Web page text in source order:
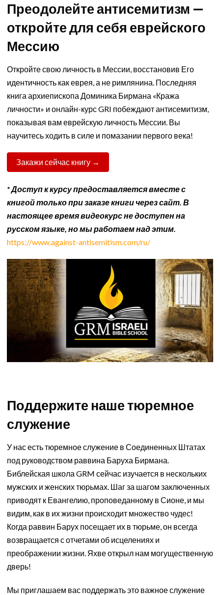
Преодолейте антисемитизм —
откройте для себя еврейского
Мессию
Откройте свою личность в Мессии, восстановив Его
идентичность как еврея, а не римлянина. Последняя
книга архиепископа Доминика Бирмана «Кража
личности» и онлайн-курс GRI побеждают антисемитизм,
показывая вам еврейскую личность Мессии. Вы
научитесь ходить в силе и помазании первого века!
Закажи сейчас книгу →
* Доступ к курсу предоставляется вместе с
книгой только при заказе книги через сайт. В
настоящее время видеокурс не доступен на
русском языке, но мы работаем над этим.
https://www.against-antisemitism.com/ru/
Поддержите наше тюремное
служение
У нас есть тюремное служение в Соединенных Штатах
под руководством раввина Баруха Бирмана.
Библейская школа GRM сейчас изучается в нескольких
мужских и женских тюрьмах. Шаг за шагом заключенных
приводят к Евангелию, проповеданному в Сионе, и мы
видим, как в их жизни происходит множество чудес!
Когда раввин Барух посещает их в тюрьме, он всегда
возвращается с отчетами об исцелениях и
преображении жизни. Яхве открыл нам могущественную
дверь!
Мы приглашаем вас поддержать это важное служение